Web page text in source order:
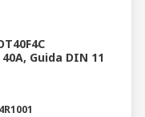
Guida DIN 11